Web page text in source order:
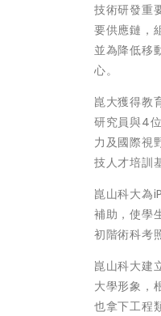
技術研發重
要供應鏈，
並為降低移
心。
崑大獲得教
研究員與4
力及國際視
技人才培訓
崑山科大為
補助，使學
初階術科考
崑山科大建
大學形象，
也拿下工程